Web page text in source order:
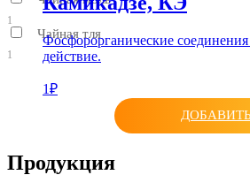
1
Чайная тля
1
Фосфорорганические
действие.
1₽
ДОБАВИТЬ
Продукция